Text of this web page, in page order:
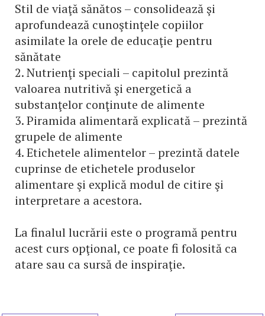
Stil de viaţă sănătos – consolidează şi
aprofundează cunoştinţele copiilor
asimilate la orele de educaţie pentru
sănătate
2. Nutrienţi speciali – capitolul prezintă
valoarea nutritivă şi energetică a
substanţelor conţinute de alimente
3. Piramida alimentară explicată – prezintă
grupele de alimente
4. Etichetele alimentelor – prezintă datele
cuprinse de etichetele produselor
alimentare şi explică modul de citire şi
interpretare a acestora.
La finalul lucrării este o programă pentru
acest curs opţional, ce poate fi folosită ca
atare sau ca sursă de inspiraţie.